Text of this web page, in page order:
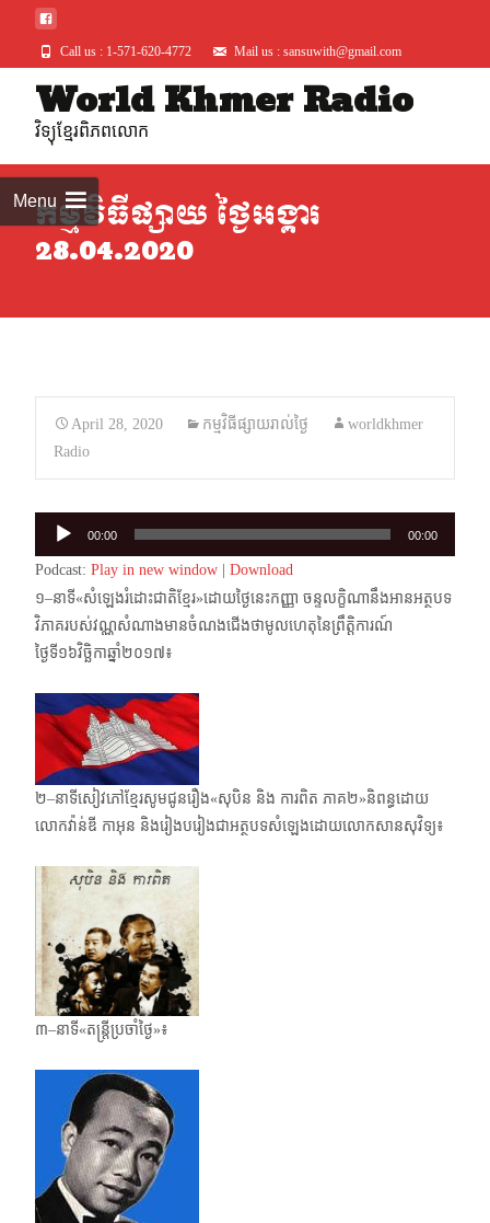
Call us : 1-571-620-4772 Mail us : sansuwith@gmail.com
World Khmer Radio
វិទ្យុខ្មែរពិភពលោក
Menuកម្មវិធីផ្សាយ ថ្ងៃអង្គារ
28.04.2020
April 28, 2020 កម្មវិធីផ្សាយរាល់ថ្ងៃ
worldkhmer
Radio
Audio
Player
00:00 00:00
Podcast: Play in new window
Download
១–នាទី«សំឡេងរំដោះជាតិខ្មែរ»ដោយថ្ងៃនេះកញ្ញា ចន្ទលក្ខិណានឹងអានអត្ថបទ
វិភាគរបស់​វណ្ណសំណាង​មាន​ចំណងជើងថាមូលហេតុនៃព្រឹត្តិការណ៍
ថ្ងៃទី១៦វិច្ឆិកាឆ្នាំ២០១៧៖
២–នាទីសៀវភៅខ្មែរសូមជូនរឿង«សុបិន និង ការពិត ភាគ២»និពន្ធដោយ
លោកវ៉ាន់ឌី កាអុន និងរៀង​បរៀងជា​អត្ថបទ​សំឡេង​ដោយលោកសានសុវិទ្យ៖
៣–នាទី«តន្ត្រីប្រចាំថ្ងៃ»៖